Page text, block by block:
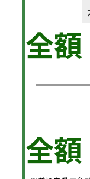
全額
全額